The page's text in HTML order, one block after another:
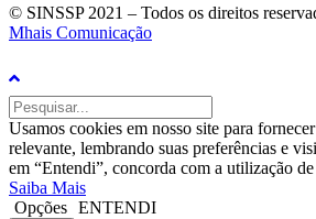
© SINSSP 2021 – Todos os direitos
Mhais Comunicação
Usamos cookies em nosso site para
relevante, lembrando suas preferências e
em “Entendi”, concorda com a utilização
Saiba Mais
Opções ENTENDI